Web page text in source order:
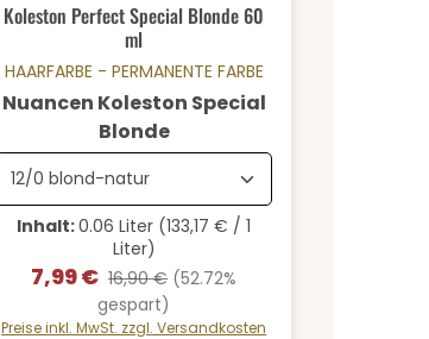
Koleston Perfect Special Blonde 60
ml
HAARFARBE - PERMANENTE FARBE
Nuancen Koleston Special
Blondeauswählen
Inhalt:0.06 Liter (133,17 € / 1
Liter)
Verkaufspreis:
7,99 € Regulärer Preis:
16,90 € (52.72%
gespart)
Preise inkl. MwSt. zzgl. Versandkosten